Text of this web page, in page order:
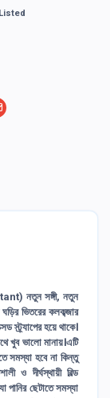
নতুন সঙ্গী, নতুন
ভিতরের কলকব্জার
স্ট্র্যাপের হয়ে থাকে।
খুব ভালো মানায়।এটি
সমস্যা হবে না কিন্তু
ও দীর্ঘস্থায়ী বিল্ড
পানির ছেটাতে সমস্যা